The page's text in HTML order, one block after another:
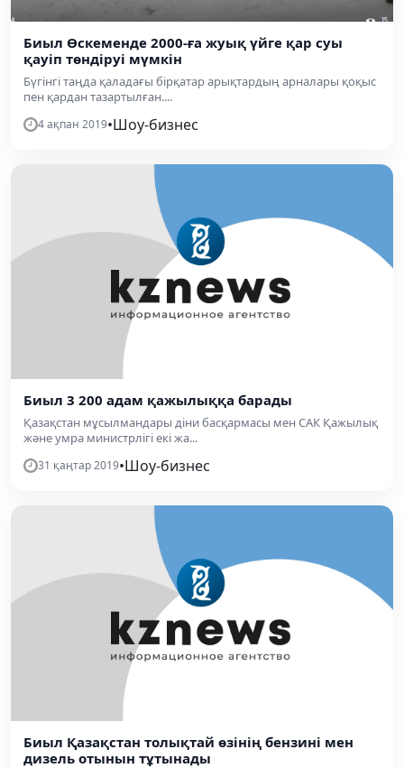
Биыл Өскеменде 2000-ға жуық үйге қар суы
қауіп төндіруі мүмкін
Бүгінгі таңда қаладағы бірқатар арықтардың арналары қоқыс
пен қардан тазартылған....
4 ақпан 2019•Шоу-бизнес
Биыл 3 200 адам қажылыққа барады
Қазақстан мұсылмандары діни басқармасы мен САК Қажылық
және умра министрлігі екі жа...
31 қаңтар 2019•Шоу-бизнес
Биыл Қазақстан толықтай өзінің бензині мен
дизель отынын тұтынады